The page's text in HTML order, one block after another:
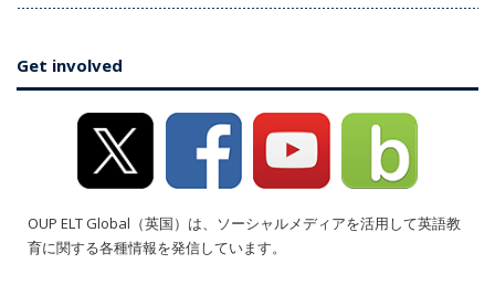
Get involved
OUP ELT Global（英国）は、ソーシャルメディアを活用して英語教
育に関する各種情報を発信しています。